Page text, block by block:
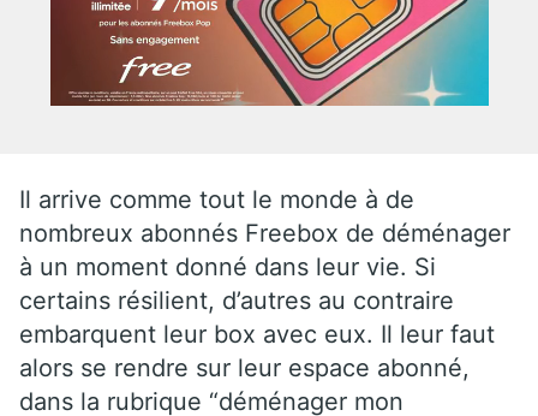
Il arrive comme tout le monde à de
nombreux abonnés Freebox de déménager
à un moment donné dans leur vie. Si
certains résilient, d’autres au contraire
embarquent leur box avec eux. Il leur faut
alors se rendre sur leur espace abonné,
dans la rubrique “déménager mon